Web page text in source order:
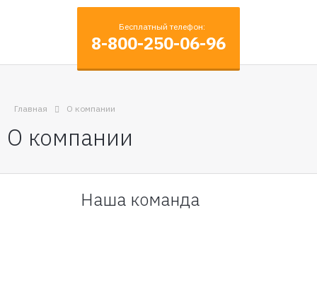
Бесплатный телефон:
8-800-250-06-96
Главная О компании
О компании
Наша команда